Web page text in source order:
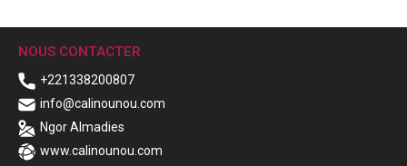
NOUS CONTACTER
+221338200807
info@calinounou.com
Ngor Almadies
www.calinounou.com